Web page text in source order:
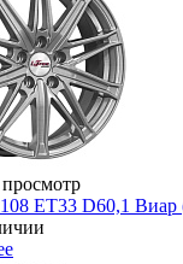
ET33 D60,1